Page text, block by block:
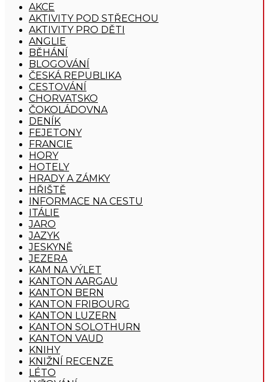
AKCE
AKTIVITY POD STŘECHOU
AKTIVITY PRO DĚTI
ANGLIE
BĚHÁNÍ
BLOGOVÁNÍ
ČESKÁ REPUBLIKA
CESTOVÁNÍ
CHORVATSKO
ČOKOLÁDOVNA
DENÍK
FEJETONY
FRANCIE
HORY
HOTELY
HRADY A ZÁMKY
HŘIŠTĚ
INFORMACE NA CESTU
ITÁLIE
JARO
JAZYK
JESKYNĚ
JEZERA
KAM NA VÝLET
KANTON AARGAU
KANTON BERN
KANTON FRIBOURG
KANTON LUZERN
KANTON SOLOTHURN
KANTON VAUD
KNIHY
KNIŽNÍ RECENZE
LÉTO